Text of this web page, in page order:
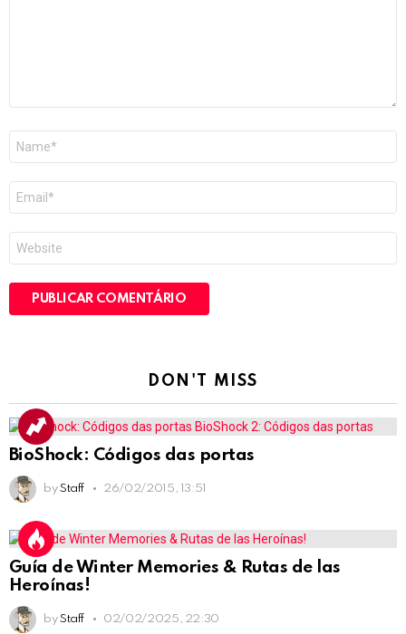
mail
*
DON'T MISS
BioShock: Códigos das portas
by Staff 26/02/2015, 13:51
Guía de Winter Memories & Rutas de las
Heroínas!
by Staff 02/02/2025, 22:30